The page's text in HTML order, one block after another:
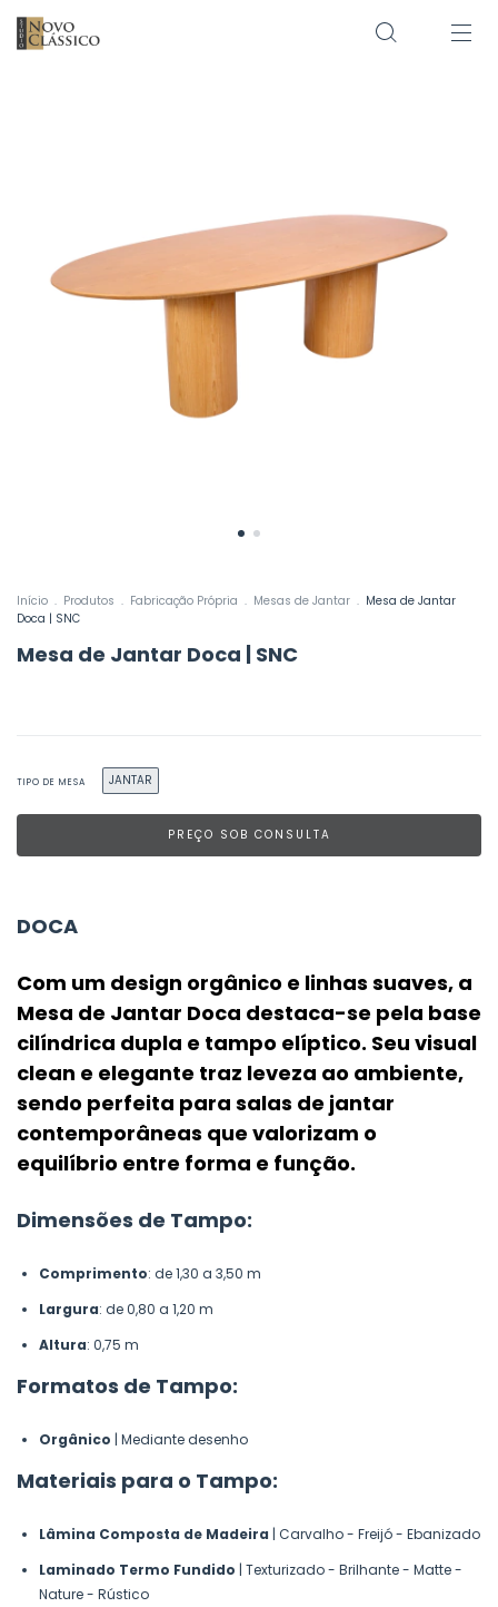
Início . Produtos . Fabricação Própria . Mesas de Jantar . Mesa de Jantar
Doca | SNC
Mesa de Jantar Doca | SNC
TIPO DE MESA JANTAR
DOCA
Com um design orgânico e linhas suaves, a
Mesa de Jantar Doca destaca-se pela base
cilíndrica dupla e tampo elíptico. Seu visual
clean e elegante traz leveza ao ambiente,
sendo perfeita para salas de jantar
contemporâneas que valorizam o
equilíbrio entre forma e função.
Dimensões de Tampo:
Comprimento: de 1,30 a 3,50 m
Largura: de 0,80 a 1,20 m
Altura: 0,75 m
Formatos de Tampo:
Orgânico | Mediante desenho
Materiais para o Tampo:
Lâmina Composta de Madeira | Carvalho - Freijó - Ebanizado
Laminado Termo Fundido | Texturizado - Brilhante - Matte -
Nature - Rústico